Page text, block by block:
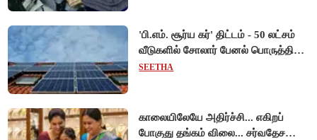
'பி.எம். சூர்ய கர்' திட்டம் - 50 லட்சம்
வீடுகளில் சோலார் பேனல் பொருத்தி
மத்திய அரசு சாதனை!
SEETHA
காலையிலேயே அதிர்ச்சி... எகிறப்
போகுது தங்கம் விலை... சர்வதேச